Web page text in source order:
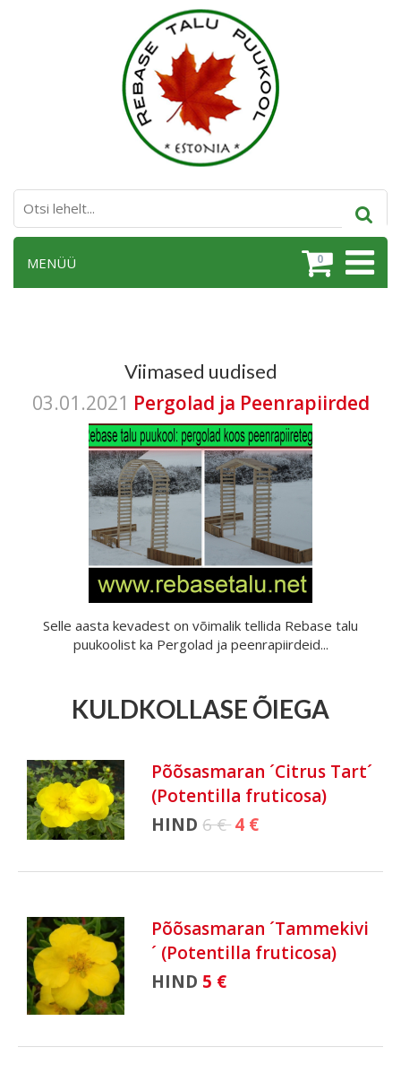
0
MENÜÜ
Viimased uudised
03.01.2021 Pergolad ja Peenrapiirded
Selle aasta kevadest on võimalik tellida Rebase talu
puukoolist ka Pergolad ja peenrapiirdeid...
KULDKOLLASE ÕIEGA
Põõsasmaran ´Citrus Tart´
(Potentilla fruticosa)
HIND 6 €4 €
Põõsasmaran ´Tammekivi
´ (Potentilla fruticosa)
HIND 5 €